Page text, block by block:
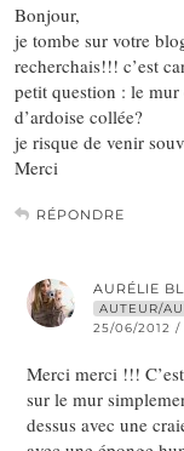
Bonjour,
je tombe sur votre
recherchais!!! c’est
petit question : le mur
d’ardoise collée?
je risque de venir
Merci
RÉPONDRE
AURÉLIE
AUTEUR/
25/06/2012 /
Merci merci !!!
sur le mur
dessus avec une